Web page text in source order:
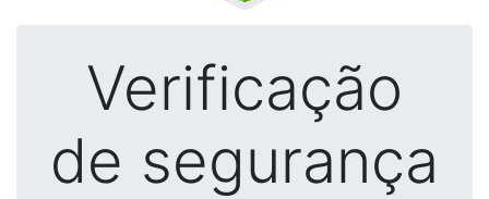
Verificação
de segurança